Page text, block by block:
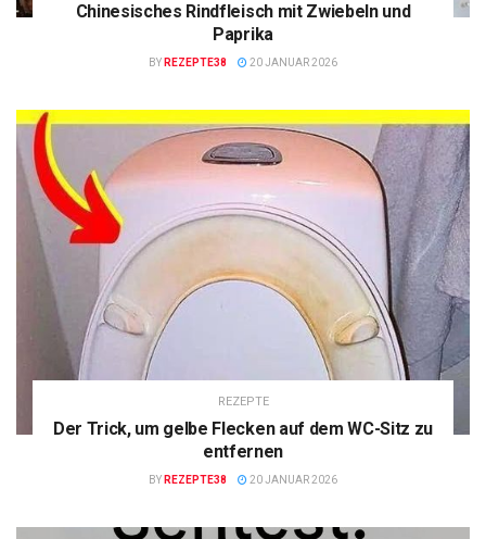
Chinesisches Rindfleisch mit Zwiebeln und
Paprika
BY REZEPTE38 20 JANUAR 2026
REZEPTE
Der Trick, um gelbe Flecken auf dem WC-Sitz zu
entfernen
BY REZEPTE38 20 JANUAR 2026